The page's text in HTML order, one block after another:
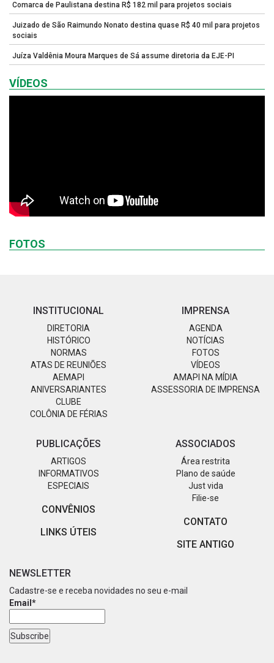
Comarca de Paulistana destina R$ 182 mil para projetos sociais
Juizado de São Raimundo Nonato destina quase R$ 40 mil para projetos
sociais
Juíza Valdênia Moura Marques de Sá assume diretoria da EJE-PI
VÍDEOS
FOTOS
INSTITUCIONAL
DIRETORIA
HISTÓRICO
NORMAS
ATAS DE REUNIÕES
AEMAPI
ANIVERSARIANTES
CLUBE
COLÔNIA DE FÉRIAS
IMPRENSA
AGENDA
NOTÍCIAS
FOTOS
VÍDEOS
AMAPI NA MÍDIA
ASSESSORIA DE IMPRENSA
PUBLICAÇÕES
ARTIGOS
INFORMATIVOS
ESPECIAIS
CONVÊNIOS
LINKS ÚTEIS
ASSOCIADOS
Área restrita
Plano de saúde
Just vida
Filie-se
CONTATO
SITE ANTIGO
NEWSLETTER
Cadastre-se e receba novidades no seu e-mail
Email*